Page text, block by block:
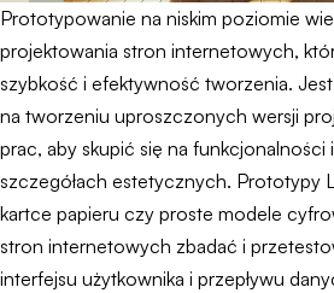
Prototypowanie na niskim poziomie
projektowania stron internetowych,
szybkość i efektywność tworzenia.
na tworzeniu uproszczonych wersji
prac, aby skupić się na funkcjonalności
szczegółach estetycznych. Prototypy
kartce papieru czy proste modele
stron internetowych zbadać i
interfejsu użytkownika i przepływu